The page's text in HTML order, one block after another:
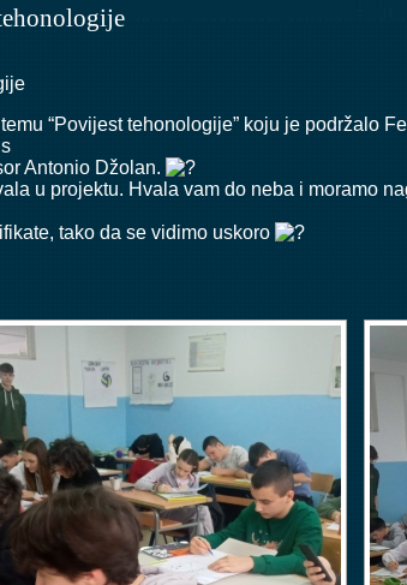
“Povijest tehonologije” koju je podržalo
Antonio Džolan.
u projektu. Hvala vam do neba i moramo
tako da se vidimo uskoro